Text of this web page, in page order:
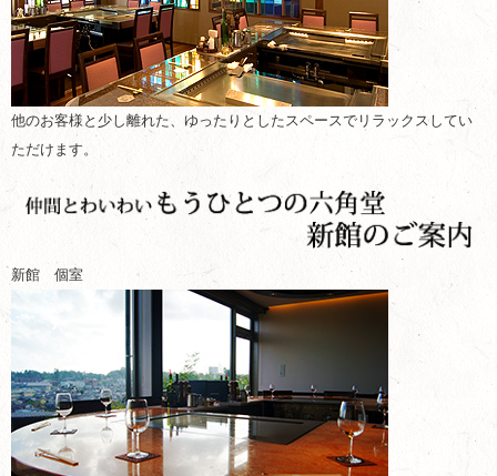
他のお客様と少し離れた、ゆったりとしたスペースでリラックスしてい
ただけます。
新館 個室